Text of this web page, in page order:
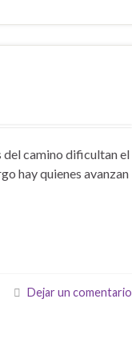
del camino dificultan el
hay quienes avanzan
Dejar un comentario